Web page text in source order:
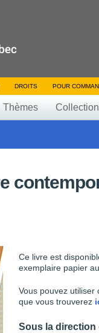
DROITS POUR
Thèmes
Ce livre est
exemplaire papier
Vous pouvez
que vous trouverez
Sous la direction